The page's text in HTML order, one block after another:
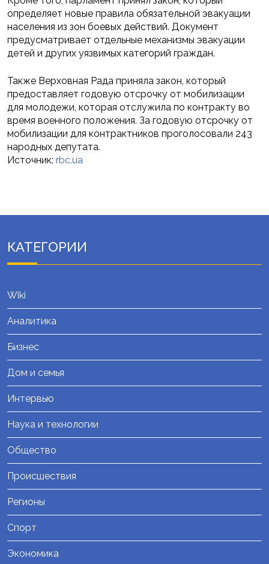
определяет новые правила обязательной эвакуации
населения из зон боевых действий. Документ
предусматривает отдельные механизмы эвакуации
детей и других уязвимых категорий граждан.
Также Верховная Рада приняла закон, который
предоставляет годовую отсрочку от мобилизации
для молодежи, которая отслужила по контракту во
время военного положения. За годовую отсрочку от
мобилизации для контрактников проголосовали 243
народных депутата.
Источник: rbc.ua
КАТЕГОРИИ
Wiki
Аналитика
Бизнес
Дом и семья
Интервью
Наука и технологии
Общество
Происшествия
Регионы
Спорт
Экономика